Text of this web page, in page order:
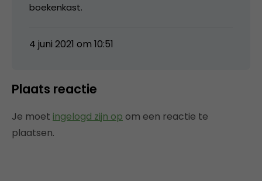
boekenkast.
4 juni 2021 om 10:51
Plaats reactie
Je moet ingelogd zijn op om een reactie te
plaatsen.